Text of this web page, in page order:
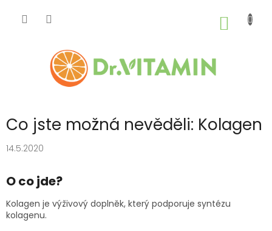
Co jste možná nevěděli: Kolagen
14.5.2020
O co jde?
Kolagen je výživový doplněk, který podporuje syntézu
kolagenu.